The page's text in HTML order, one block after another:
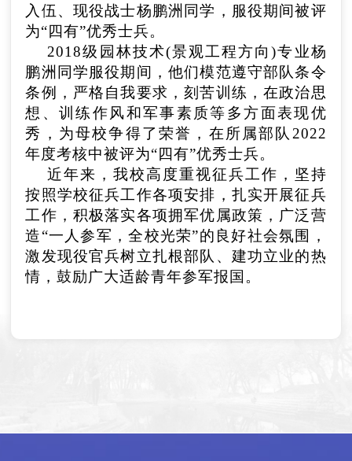
入伍、现役战士杨鹏洲同学，服役期间被评
为“四有”优秀士兵。
2018级园林技术(景观工程方向)专业杨
鹏洲同学服役期间，他们模范遵守部队条令
条例，严格自我要求，刻苦训练，在政治思
想、训练作风和军事素质等多方面表现优
秀，为母校争得了荣誉，在所属部队2022
年度考核中被评为“四有”优秀士兵。
近年来，我校高度重视征兵工作，坚持
按照学校征兵工作各项安排，扎实开展征兵
工作，积极落实各项拥军优属政策，广泛营
造“一人参军，全校光荣”的良好社会氛围，
激发现役官兵树立扎根部队、建功立业的热
情，鼓励广大适龄青年参军报国。